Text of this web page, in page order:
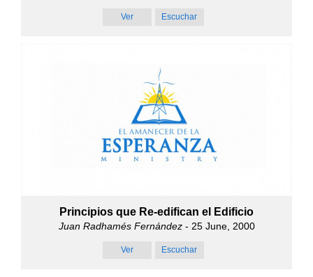
Ver Escuchar
Principios que Re-edifican el Edificio
Juan Radhamés Fernández- 25 June, 2000
Ver Escuchar